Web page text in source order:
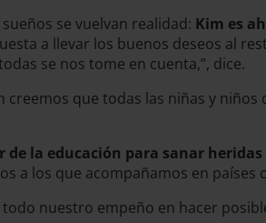
se vuelvan realidad: Kim es
a llevar los buenos deseos al
se nos tome en cuenta,”, dice.
que todas las niñas y
de la educación para sanar
a los que acompañamos en países
nuestro empeño en hacer